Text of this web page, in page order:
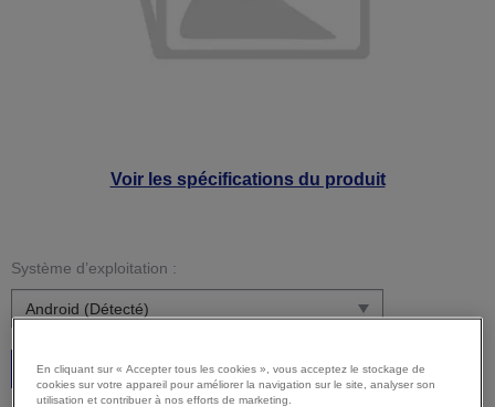
Voir les spécifications du produit
Système d’exploitation :
C’est parti
En cliquant sur « Accepter tous les cookies », vous acceptez le stockage de
cookies sur votre appareil pour améliorer la navigation sur le site, analyser son
utilisation et contribuer à nos efforts de marketing.